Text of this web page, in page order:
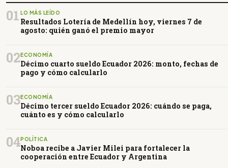
01 LO MÁS LEÍDO
Resultados Lotería de Medellín hoy, viernes 7 de
agosto: quién ganó el premio mayor
02ECONOMÍA
Décimo cuarto sueldo Ecuador 2026: monto, fechas de
pago y cómo calcularlo
03ECONOMÍA
Décimo tercer sueldo Ecuador 2026: cuándo se paga,
cuánto es y cómo calcularlo
04POLÍTICA
Noboa recibe a Javier Milei para fortalecer la
cooperación entre Ecuador y Argentina